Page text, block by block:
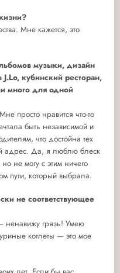
Мне кажется, это
музыки, дизайн
кубинский ресторан,
много для одной
просто нравится что-то
быть независимой и
что достойна тех
адрес. Да, я люблю блеск
не могу с этим ничего
пути, который выбрала.
не соответствующее
грязь! Умею
котлеты — это мое